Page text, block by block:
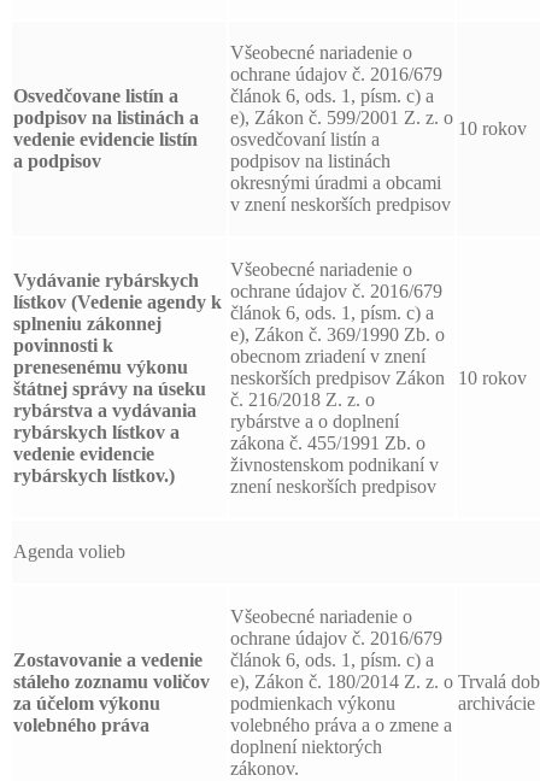
Osvedčovane listín a
podpisov na listinách a
vedenie evidencie listín
a podpisov
Všeobecné nariadenie o
ochrane údajov č. 2016/679
článok 6, ods. 1, písm. c) a
e), Zákon č. 599/2001 Z. z. o
osvedčovaní listín a
podpisov na listinách
okresnými úradmi a obcami
v znení neskorších predpisov
10 rokov
Vydávanie rybárskych
lístkov (Vedenie agendy k
splneniu zákonnej
povinnosti k
prenesenému výkonu
štátnej správy na úseku
rybárstva a vydávania
rybárskych lístkov a
vedenie evidencie
rybárskych lístkov.)
Všeobecné nariadenie o
ochrane údajov č. 2016/679
článok 6, ods. 1, písm. c) a
e), Zákon č. 369/1990 Zb. o
obecnom zriadení v znení
neskorších predpisov Zákon
č. 216/2018 Z. z. o
rybárstve a o doplnení
zákona č. 455/1991 Zb. o
živnostenskom podnikaní v
znení neskorších predpisov
10 rokov
Agenda volieb
Zostavovanie a vedenie
stáleho zoznamu voličov
za účelom výkonu
volebného práva
Všeobecné nariadenie o
ochrane údajov č. 2016/679
článok 6, ods. 1, písm. c) a
e), Zákon č. 180/2014 Z. z. o
podmienkach výkonu
volebného práva a o zmene a
doplnení niektorých
zákonov.
Trvalá
archivácie